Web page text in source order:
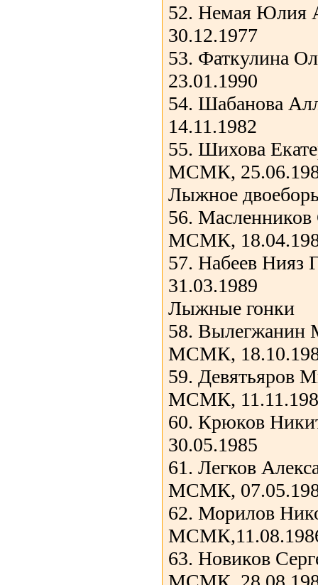
52. Немая Юлия
30.12.1977
53. Фаткулина
23.01.1990
54. Шабанова
14.11.1982
55. Шихова
МСМК,
Лыжное
56. Масленников
МСМК,
57. Набеев Нияз
31.03.1989
Лыжные гонки
58. Вылегжанин
МСМК,
59. Девятьяров
МСМК,
60. Крюков
30.05.1985
61. Легков
МСМК,
62. Морилов
63. Новиков